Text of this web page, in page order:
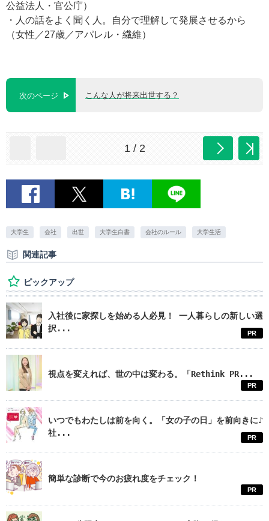
公益法人・官公庁）
・人の話をよく聞く人。自分で理解して発展させるから
（女性／27歳／アパレル・繊維）
次のページ こんな人が将来出世する？
1 / 2
大学生 会社 出世 大学生白書 会社のルール 大学生活
関連記事
ピックアップ
入社後に家探しを始める人必見！ 一人暮らしの新しい選
択...
PR
視点を変えれば、世の中は変わる。「Rethink PR...
PR
いつでもわたしは前を向く。「女の子の日」を前向きに♪
社...
PR
簡単な診断で今のお疲れ度をチェック！
PR